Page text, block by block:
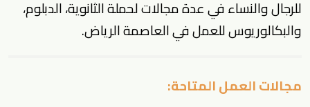
للرجال والنساء في عدة مجالات لحملة الثانوية، الدبلوم،
والبكالوريوس للعمل في العاصمة الرياض.
مجالات العمل المتاحة: